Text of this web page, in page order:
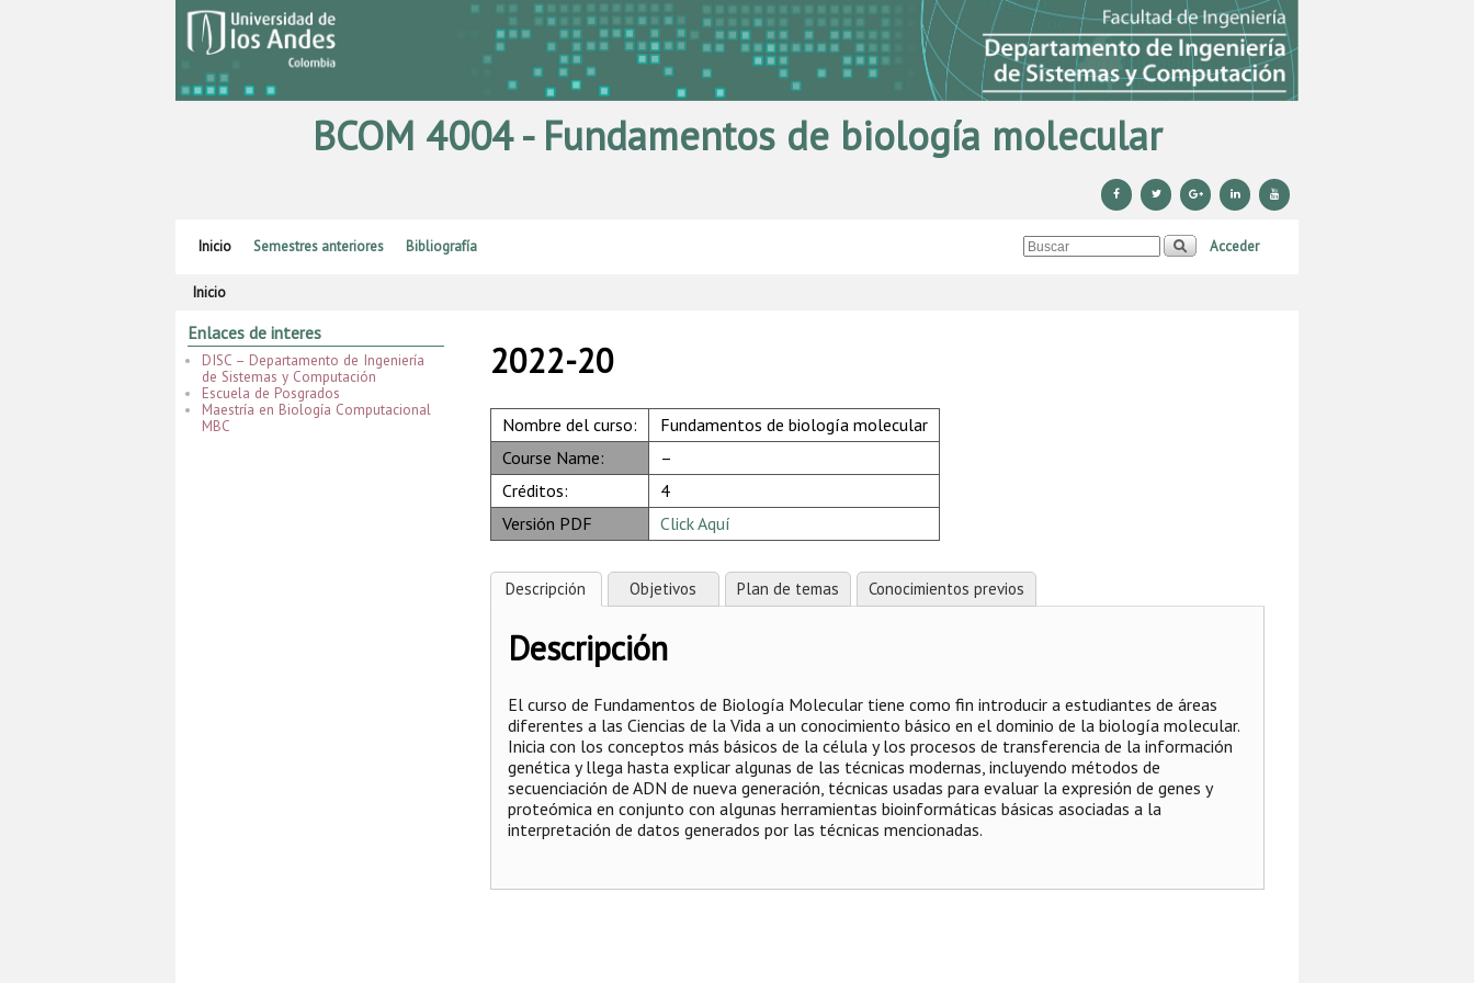
BCOM 4004 - Fundamentos de biología molecular
Inicio Semestres anteriores Bibliografía Acceder
Inicio
Enlaces de interes
DISC – Departamento de Ingeniería
de Sistemas y Computación
Escuela de Posgrados
Maestría en Biología Computacional
MBC
2022-20
Nombre del curso:
Fundamentos de biología molecular
Course Name:
–
Créditos:
4
Versión PDF
Click Aquí
Descripción Objetivos Plan de temas Conocimientos previos
Descripción
El curso de Fundamentos de Biología Molecular tiene como fin introducir a estudiantes de áreas
diferentes a las Ciencias de la Vida a un conocimiento básico en el dominio de la biología molecular.
Inicia con los conceptos más básicos de la célula y los procesos de transferencia de la información
genética y llega hasta explicar algunas de las técnicas modernas, incluyendo métodos de
secuenciación de ADN de nueva generación, técnicas usadas para evaluar la expresión de genes y
proteómica en conjunto con algunas herramientas bioinformáticas básicas asociadas a la
interpretación de datos generados por las técnicas mencionadas.